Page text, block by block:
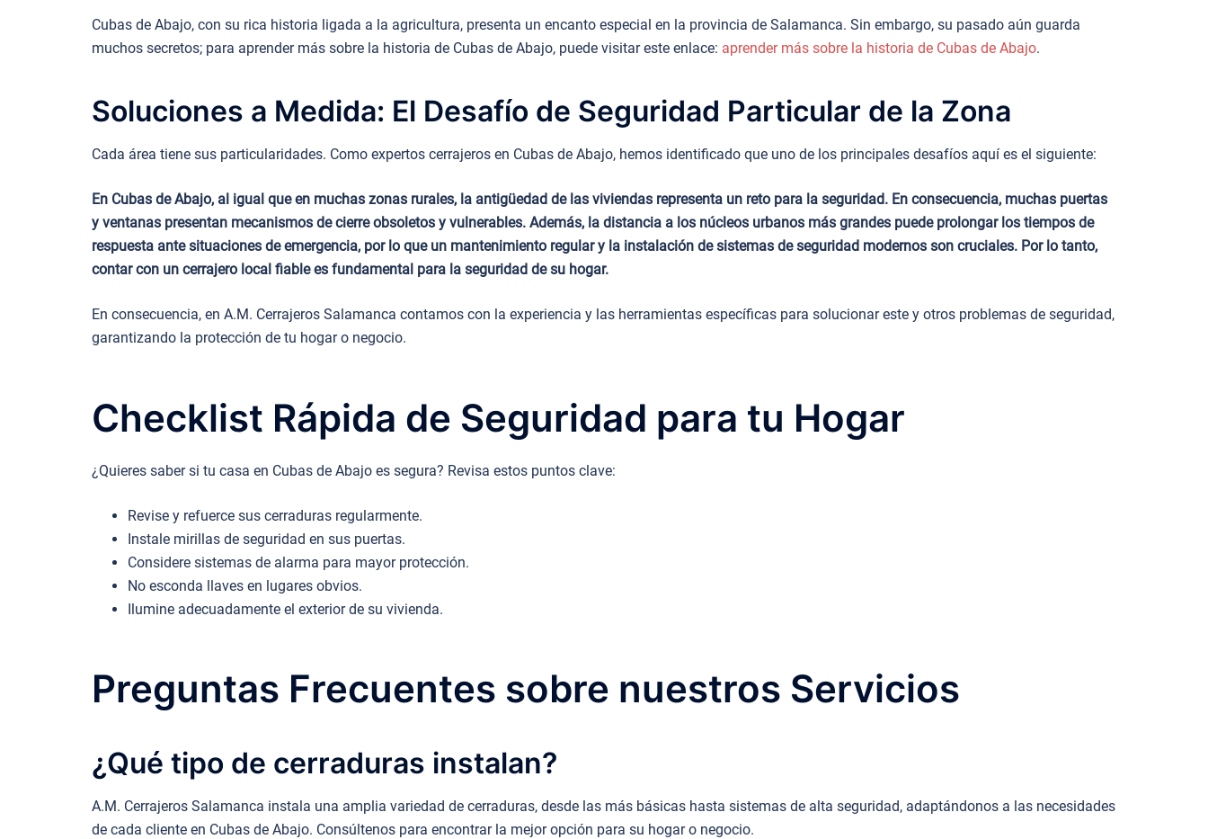
Cubas de Abajo, con su rica historia ligada a la agricultura, presenta un encanto especial en la provincia de Salamanca. Sin embargo, su pasado aún guarda
muchos secretos; para aprender más sobre la historia de Cubas de Abajo, puede visitar este enlace: aprender más sobre la historia de Cubas de Abajo.
Soluciones a Medida: El Desafío de Seguridad Particular de la Zona
Cada área tiene sus particularidades. Como expertos cerrajeros en Cubas de Abajo, hemos identificado que uno de los principales desafíos aquí es el siguiente:
En Cubas de Abajo, al igual que en muchas zonas rurales, la antigüedad de las viviendas representa un reto para la seguridad. En consecuencia, muchas puertas
y ventanas presentan mecanismos de cierre obsoletos y vulnerables. Además, la distancia a los núcleos urbanos más grandes puede prolongar los tiempos de
respuesta ante situaciones de emergencia, por lo que un mantenimiento regular y la instalación de sistemas de seguridad modernos son cruciales. Por lo tanto,
contar con un cerrajero local fiable es fundamental para la seguridad de su hogar.
En consecuencia, en A.M. Cerrajeros Salamanca contamos con la experiencia y las herramientas específicas para solucionar este y otros problemas de seguridad,
garantizando la protección de tu hogar o negocio.
Checklist Rápida de Seguridad para tu Hogar
¿Quieres saber si tu casa en Cubas de Abajo es segura? Revisa estos puntos clave:
Revise y refuerce sus cerraduras regularmente.
Instale mirillas de seguridad en sus puertas.
Considere sistemas de alarma para mayor protección.
No esconda llaves en lugares obvios.
Ilumine adecuadamente el exterior de su vivienda.
Preguntas Frecuentes sobre nuestros Servicios
¿Qué tipo de cerraduras instalan?
A.M. Cerrajeros Salamanca instala una amplia variedad de cerraduras, desde las más básicas hasta sistemas de alta seguridad, adaptándonos a las necesidades
de cada cliente en Cubas de Abajo. Consúltenos para encontrar la mejor opción para su hogar o negocio.